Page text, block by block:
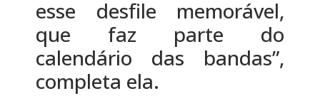
esse desfile memorável,
que faz parte do
calendário das bandas”,
completa ela.